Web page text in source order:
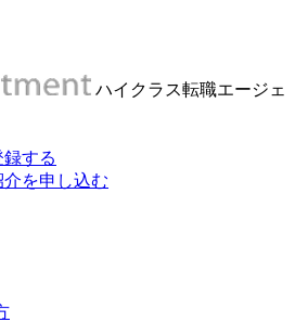
ハイクラス転職エージェ
する
介を申し込む